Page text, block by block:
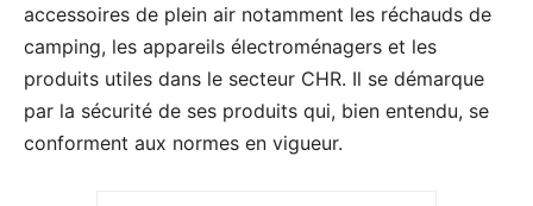
accessoires de plein air notamment les réchauds de
camping, les appareils électroménagers et les
produits utiles dans le secteur CHR. Il se démarque
par la sécurité de ses produits qui, bien entendu, se
conforment aux normes en vigueur.